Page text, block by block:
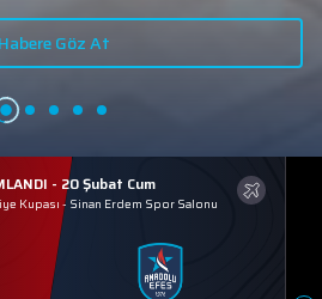
Habere Göz At
- 20 Şubat Cum
Kupası - Sinan Erdem Spor Salonu